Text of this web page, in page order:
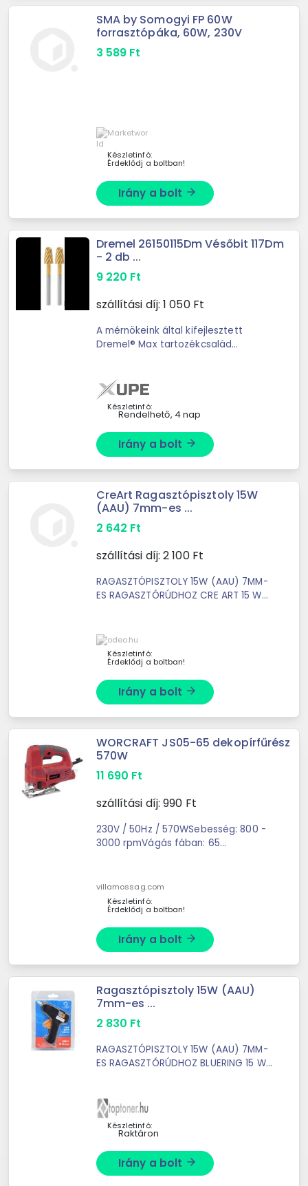
SMA by Somogyi FP 60W
forrasztópáka, 60W, 230V
3 589 Ft
Készletinfó:
Érdeklődj a boltban!
Irány a bolt arrow_forward
Dremel 26150115Dm Vésőbit 117Dm
- 2 db ...
9 220 Ft
szállítási díj: 1 050Ft
A mérnökeink által kifejlesztett
Dremel® Max tartozékcsalád
Max 117DM nagy teljesítményű ...
Készletinfó:
Rendelhető, 4 nap
Irány a bolt arrow_forward
CreArt Ragasztópisztoly 15W
(AAU) 7mm-es ...
2 642 Ft
szállítási díj: 2 100Ft
RAGASZTÓPISZTOLY 15W (AAU) 7MM-
ES RAGASZTÓRÚDHOZ CRE ART 15 W-
db 10 cm hosszú ...
Készletinfó:
Érdeklődj a boltban!
Irány a bolt arrow_forward
WORCRAFT JS05-65 dekopírfűrész
570W
11 690 Ft
szállítási díj: 990 Ft
230V / 50Hz / 570WSebesség: 800 -
3000 rpmVágás fában: 65
villamossag.com
Készletinfó:
Érdeklődj a boltban!
Irány a bolt arrow_forward
Ragasztópisztoly 15W (AAU)
7mm-es ...
2 830 Ft
RAGASZTÓPISZTOLY 15W (AAU) 7MM-
ES RAGASZTÓRÚDHOZ BLUERING 15 W-
Kft.; H-1151 Budapest, Károlyi ...
Készletinfó:
Raktáron
Irány a bolt arrow_forward